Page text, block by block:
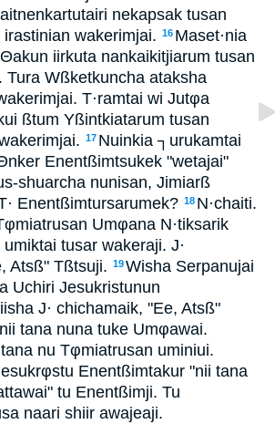
nekapsak tusan
wakerimjai. 16 Maset·nia
iirkuta nankaikitjiarum tusan
Tura Wßketkuncha ataksha
T·ramtai wi Jutφa
ßtum Yßintkiatarum tusan
17 Nuinkia ┐urukamtai
Enentßimtsukek "wetajai"
shuarcha nunisan, Jimiarß
Enentßimtursarumek? 18 N·chaiti.
Umφana N·tiksarik
tusar wakeraji. J·
Atsß" Tßtsuji. 19Wisha Serpanujai
Uchiri Jesukristunun
J· chichamaik, "Ee, Atsß"
tana nuna tuke Umφawai.
nu Tφmiatrusan uminiui.
Enentßimtakur "nii tana
tu Enentßimji. Tu
naari shiir awajeaji.